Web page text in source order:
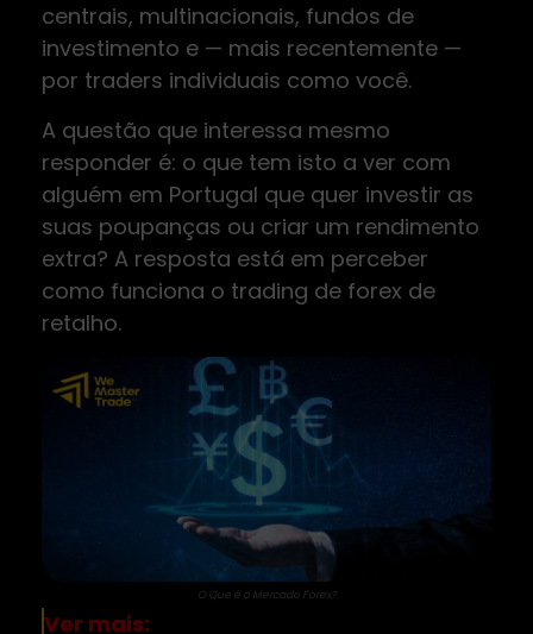
centrais, multinacionais, fundos de
investimento e — mais recentemente —
por traders individuais como você.
A questão que interessa mesmo
responder é: o que tem isto a ver com
alguém em Portugal que quer investir as
suas poupanças ou criar um rendimento
extra? A resposta está em perceber
como funciona o trading de forex de
retalho.
O Que é o Mercado Forex?
Ver mais: